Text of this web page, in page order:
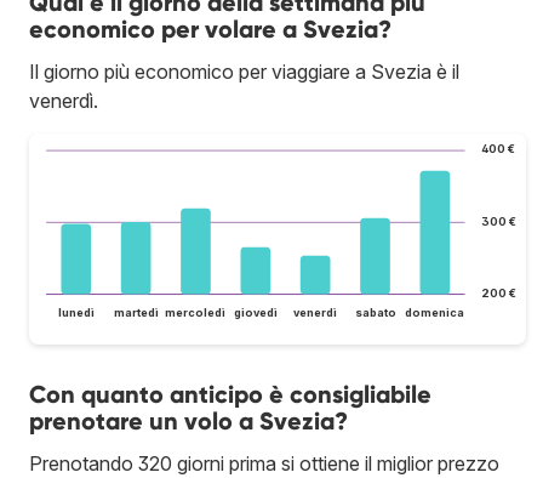
economico per volare a Svezia?
Il giorno più economico per viaggiare a Svezia è il
venerdì.
200 €
300 €
400 €
lunedì martedì mercoledì giovedì venerdì sabato domenica
Con quanto anticipo è consigliabile
prenotare un volo a Svezia?
Prenotando 320 giorni prima si ottiene il miglior prezzo